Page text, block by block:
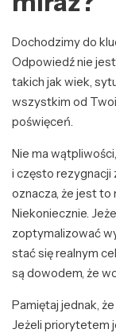
Dochodzimy do
Odpowiedź nie
takich jak wiek,
wszystkim od
poświęceń.
Nie ma
i często rezygnacji
oznacza, że jest
Niekoniecznie.
zoptymalizować
stać się realnym
są dowodem, że
Pamiętaj jednak,
Jeżeli priorytetem